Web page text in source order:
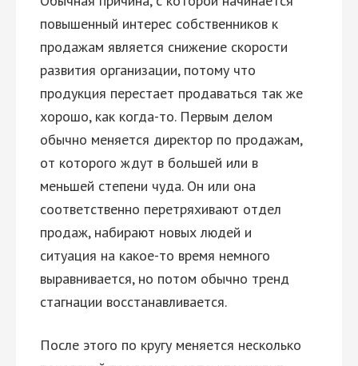
повышенный интерес собственников к
продажам является снижение скорости
развития организации, потому что
продукция перестает продаваться так же
хорошо, как когда-то. Первым делом
обычно меняется директор по продажам,
от которого ждут в большей или в
меньшей степени чуда. Он или она
соответственно перетряхивают отдел
продаж, набирают новых людей и
ситуация на какое-то время немного
выравнивается, но потом обычно тренд
стагнации восстанавливается.
После этого по кругу меняется несколько